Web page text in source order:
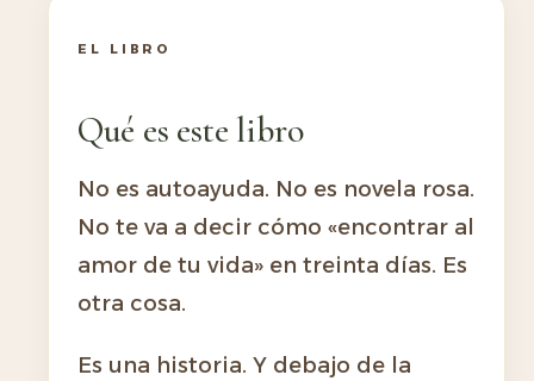
EL LIBRO
Qué es este libro
No es autoayuda. No es novela rosa.
No te va a decir cómo «encontrar al
amor de tu vida» en treinta días. Es
otra cosa.
Es una historia. Y debajo de la